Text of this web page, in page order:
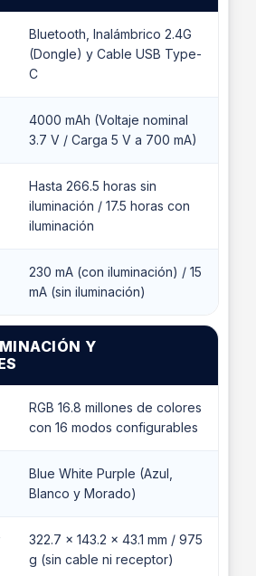
Bluetooth, Inalámbrico 2.4G
(Dongle) y Cable USB Type-
C
4000 mAh (Voltaje nominal
3.7 V / Carga 5 V a 700 mA)
Hasta 266.5 horas sin
iluminación / 17.5 horas con
iluminación
230 mA (con iluminación) / 15
mA (sin iluminación)
Y
RGB 16.8 millones de colores
con 16 modos configurables
Blue White Purple (Azul,
Blanco y Morado)
322.7 x 143.2 x 43.1 mm / 975
g (sin cable ni receptor)